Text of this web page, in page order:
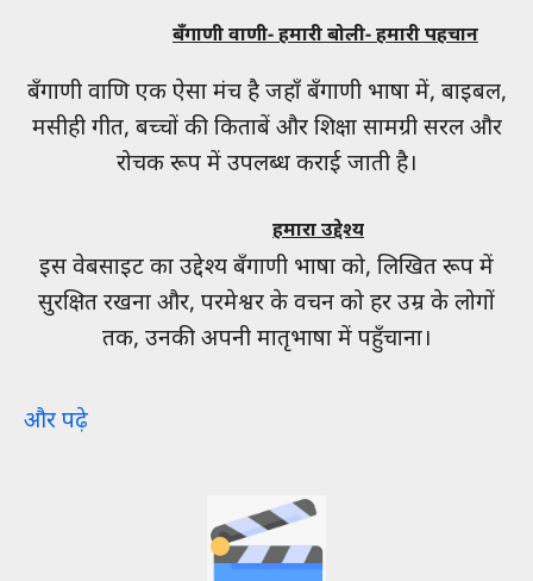
बँगाणी वाणी- हमारी बोली- हमारी पहचान
बँगाणी वाणि एक ऐसा मंच है जहाँ बँगाणी भाषा में, बाइबल,
मसीही गीत, बच्चों की किताबें और शिक्षा सामग्री सरल और
रोचक रूप में उपलब्ध कराई जाती है।
हमारा उद्देश्य
इस वेबसाइट का उद्देश्य बँगाणी भाषा को, लिखित रूप में
सुरक्षित रखना और, परमेश्वर के वचन को हर उम्र के लोगों
तक, उनकी अपनी मातृभाषा में पहुँचाना।
और पढ़े